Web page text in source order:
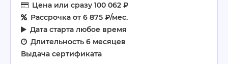
Цена или сразу 100 062 ₽
Рассрочка от 6 875 ₽/мес.
Дата старта любое время
Длительность 6 месяцев
Выдача сертификата